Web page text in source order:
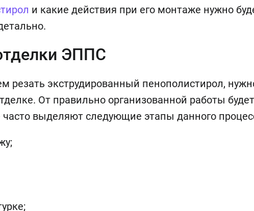
и какие действия при его монтаже нужно
ЭППС
резать экструдированный пенополистирол,
От правильно организованной работы
часто выделяют следующие этапы данного